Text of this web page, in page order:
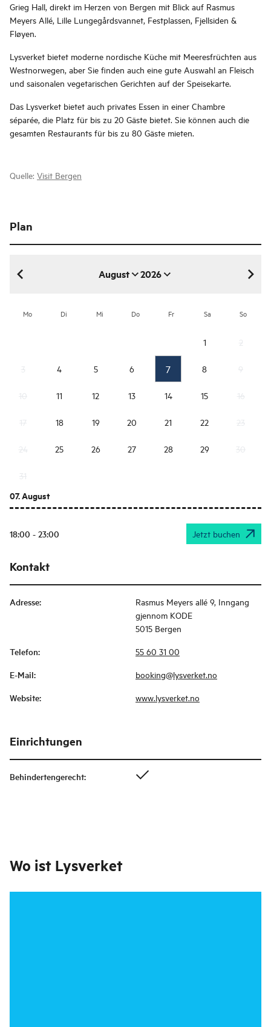
Grieg Hall, direkt im Herzen von Bergen mit Blick auf Rasmus
Meyers Allé, Lille Lungegårdsvannet, Festplassen, Fjellsiden &
Fløyen.
Lysverket bietet moderne nordische Küche mit Meeresfrüchten aus
Westnorwegen, aber Sie finden auch eine gute Auswahl an Fleisch
und saisonalen vegetarischen Gerichten auf der Speisekarte.
Das Lysverket bietet auch privates Essen in einer Chambre
séparée, die Platz für bis zu 20 Gäste bietet. Sie können auch die
gesamten Restaurants für bis zu 80 Gäste mieten.
Quelle: Visit Bergen
Plan
August 2026
August 2026
Mo Di Mi Do Fr Sa So
1
4 5 6 7 8
11 12 13 14 15
18 19 20 21 22
25 26 27 28 29
07. August
18:00 - 23:00 Jetzt buchen
Kontakt
Adresse:
Rasmus Meyers allé 9, Inngang
gjennom KODE
5015 Bergen
Telefon: 55 60 31 00
E-Mail: booking@lysverket.no
Website: www.lysverket.no
Einrichtungen
Behindertengerecht:
Wo ist Lysverket